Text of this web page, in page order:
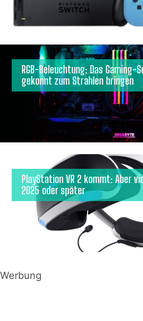
RGB-Beleuchtung: Das Gaming-
gekonnt zum Strahlen bringen
PlayStation VR 2 kommt: Aber
2025 oder später
Werbung